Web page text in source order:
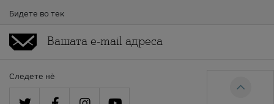
Бидете во тек
Следете нè